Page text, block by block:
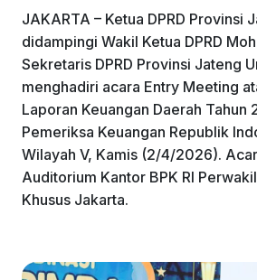
JAKARTA – Ketua DPRD Provinsi
didampingi Wakil Ketua DPRD
Sekretaris DPRD Provinsi Jateng
menghadiri acara Entry Meeting
Laporan Keuangan Daerah Tahun
Pemeriksa Keuangan Republik
Wilayah V, Kamis (2/4/2026).
Auditorium Kantor BPK RI
Khusus Jakarta.